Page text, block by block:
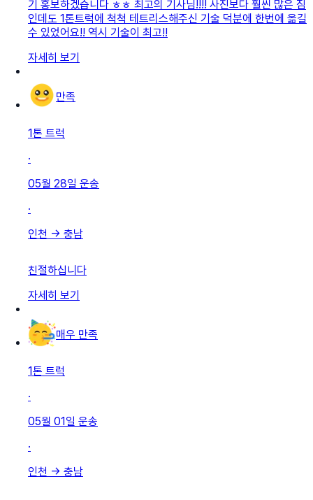
기 홍보하겠습니다 ㅎㅎ 최고의 기사님!!!! 사진보다 훨씬 많은 짐
인데도 1톤트럭에 척척 테트리스해주신 기술 덕분에 한번에 옮길
수 있었어요!! 역시 기술이 최고!!
자세히 보기
만족
1톤 트럭
·
05월 28일 운송
·
인천 → 충남
친절하십니다
자세히 보기
매우 만족
1톤 트럭
·
05월 01일 운송
·
인천 → 충남